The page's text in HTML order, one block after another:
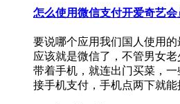
怎么使用微信支付开爱奇艺会
要说哪个应用我们国人使用
应该就是微信了，不管男女
带着手机，就连出门买菜，
接手机支付，手机点两下就